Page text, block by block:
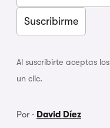
Al suscribirte aceptas los
un clic.
Por · David Díez